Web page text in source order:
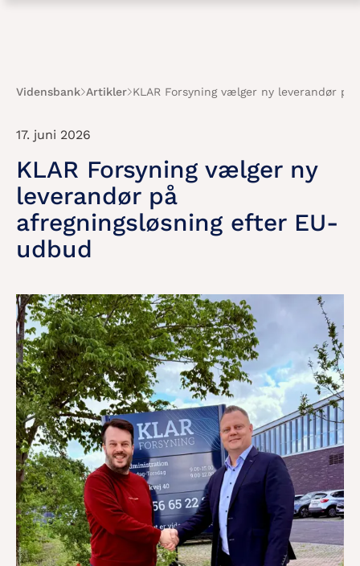
Vidensbank Artikler KLAR Forsyning vælger ny leverandør
17. juni 2026
KLAR Forsyning vælger ny
leverandør på
afregningsløsning efter EU-
udbud